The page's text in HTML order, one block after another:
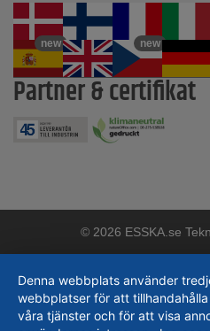
new new
Partner & certifikat
© 2026 ESSKA.se
Denna webbplats använder
webbplatser för att
våra tjänster och för att visa